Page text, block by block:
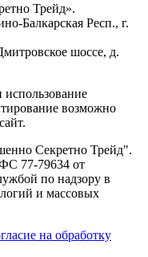
Трейд».
Балкарская Респ., г.
шоссе, д.
возможно
Секретно Трейд".
77-79634 от
по надзору в
и массовых
на обработку